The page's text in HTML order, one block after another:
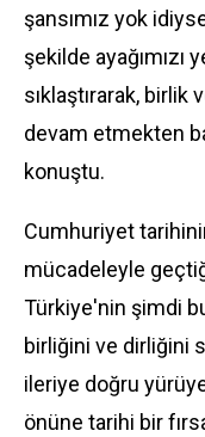
şansımız yok
şekilde ayağımızı
sıklaştırarak,
devam etmekten
konuştu.
Cumhuriyet
mücadeleyle
Türkiye'nin şimdi
birliğini ve dirliğini
ileriye doğru
önüne tarihi bir